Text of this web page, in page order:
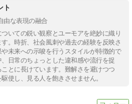
ト
由な表現の融合
いての鋭い観察とユーモアを絶妙に織り
。時折、社会風刺や過去の経験を反映さ
未来への示唆を行うスタイルが特徴的で
日常のちょっとした違和感や流行を捉
とに長けています。難解さを避けつつ
使し、見る人を飽きさせません。